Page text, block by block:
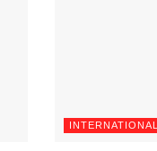
INTERNATIONAL